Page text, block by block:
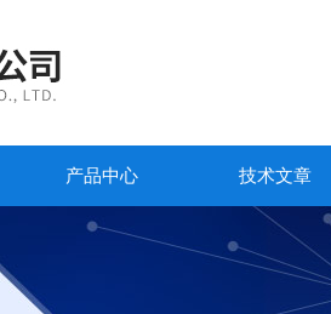
产品中心 技术文章